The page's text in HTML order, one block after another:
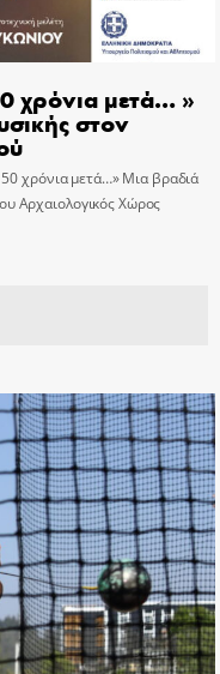
χρόνια μετά… »
στον
χρόνια μετά…» Μια βραδιά
Αρχαιολογικός Χώρος